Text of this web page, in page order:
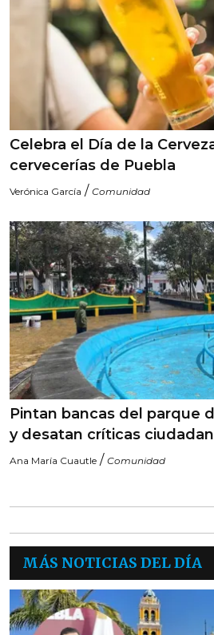
Celebra el Día de la
cervecerías de Puebla
Verónica García / Comunidad
Pintan bancas del parque
y desatan críticas
Ana María Cuautle / Comunidad
MÁS NOTICIAS DEL DÍA